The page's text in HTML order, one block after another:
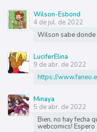
Wilson-Esbond
4 de jul. de 2022
Wilson sabe donde
LuciferElina
9 de abr. de 2022
https://
Minaya
5 de abr. de 2022
Bien, no hay fecha
webcomics!